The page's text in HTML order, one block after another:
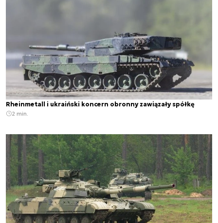
Rheinmetall i ukraiński koncern obronny zawiązały spółkę
2 min.